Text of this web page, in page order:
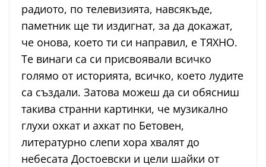
радиото, по телевизията, навсякъде,
паметник ще ти издигнат, за да докажат,
че онова, което ти си направил, е ТЯХНО.
Те винаги са си присвоявали всичко
голямо от историята, всичко, което лудите
са създали. Затова можеш да си обясниш
такива странни картинки, че музикално
глухи охкат и ахкат по Бетовен,
литературно слепи хора хвалят до
небесата Достоевски и цели шайки от